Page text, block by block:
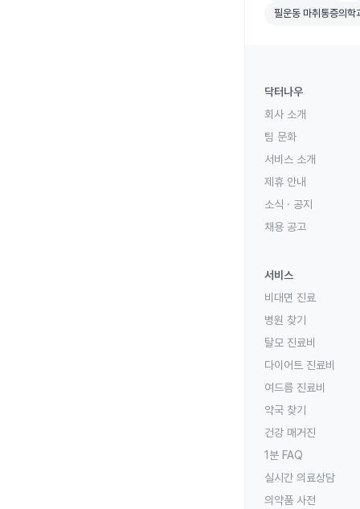
필운동 마취통증
필운동 마취통증의학
닥터나우
회사 소개
팀 문화
서비스 소개
제휴 안내
소식 · 공지
채용 공고
서비스
비대면 진료
병원 찾기
탈모 진료비
다이어트 진료비
여드름 진료비
약국 찾기
건강 매거진
1분 FAQ
실시간 의료상담
의약품 사전